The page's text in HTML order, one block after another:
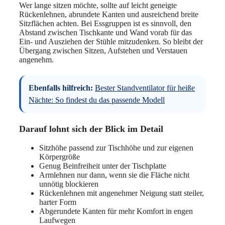
Wer lange sitzen möchte, sollte auf leicht geneigte
Rückenlehnen, abrundete Kanten und ausreichend breite
Sitzflächen achten. Bei Essgruppen ist es sinnvoll, den
Abstand zwischen Tischkante und Wand vorab für das
Ein- und Ausziehen der Stühle mitzudenken. So bleibt der
Übergang zwischen Sitzen, Aufstehen und Verstauen
angenehm.
Ebenfalls hilfreich: Bester Standventilator für heiße
Nächte: So findest du das passende Modell
Darauf lohnt sich der Blick im Detail
Sitzhöhe passend zur Tischhöhe und zur eigenen
Körpergröße
Genug Beinfreiheit unter der Tischplatte
Armlehnen nur dann, wenn sie die Fläche nicht
unnötig blockieren
Rückenlehnen mit angenehmer Neigung statt steiler,
harter Form
Abgerundete Kanten für mehr Komfort in engen
Laufwegen